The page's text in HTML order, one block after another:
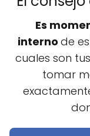
Es
interno de
cuales son
tomar